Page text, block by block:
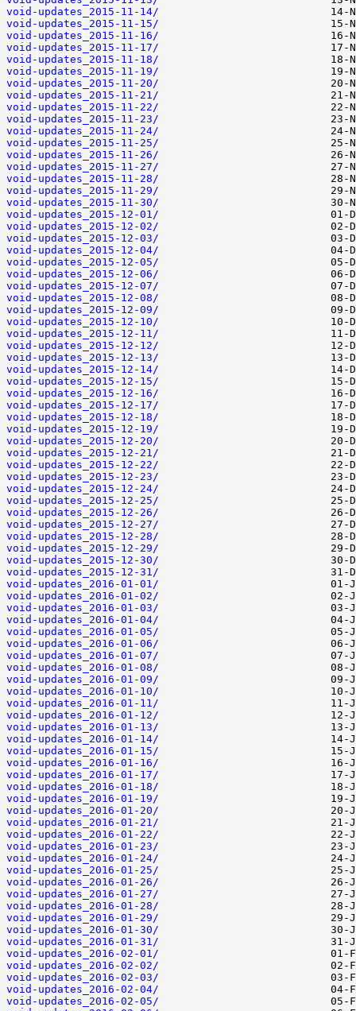
void-updates_2015-11-14/
void-updates_2015-11-15/
void-updates_2015-11-16/
void-updates_2015-11-17/
void-updates_2015-11-18/
void-updates_2015-11-19/
void-updates_2015-11-20/
void-updates_2015-11-21/
void-updates_2015-11-22/
void-updates_2015-11-23/
void-updates_2015-11-24/
void-updates_2015-11-25/
void-updates_2015-11-26/
void-updates_2015-11-27/
void-updates_2015-11-28/
void-updates_2015-11-29/
void-updates_2015-11-30/
void-updates_2015-12-01/
void-updates_2015-12-02/
void-updates_2015-12-03/
void-updates_2015-12-04/
void-updates_2015-12-05/
void-updates_2015-12-06/
void-updates_2015-12-07/
void-updates_2015-12-08/
void-updates_2015-12-09/
void-updates_2015-12-10/
void-updates_2015-12-11/
void-updates_2015-12-12/
void-updates_2015-12-13/
void-updates_2015-12-14/
void-updates_2015-12-15/
void-updates_2015-12-16/
void-updates_2015-12-17/
void-updates_2015-12-18/
void-updates_2015-12-19/
void-updates_2015-12-20/
void-updates_2015-12-21/
void-updates_2015-12-22/
void-updates_2015-12-23/
void-updates_2015-12-24/
void-updates_2015-12-25/
void-updates_2015-12-26/
void-updates_2015-12-27/
void-updates_2015-12-28/
void-updates_2015-12-29/
void-updates_2015-12-30/
void-updates_2015-12-31/
void-updates_2016-01-01/
void-updates_2016-01-02/
void-updates_2016-01-03/
void-updates_2016-01-04/
void-updates_2016-01-05/
void-updates_2016-01-06/
void-updates_2016-01-07/
void-updates_2016-01-08/
void-updates_2016-01-09/
void-updates_2016-01-10/
void-updates_2016-01-11/
void-updates_2016-01-12/
void-updates_2016-01-13/
void-updates_2016-01-14/
void-updates_2016-01-15/
void-updates_2016-01-16/
void-updates_2016-01-17/
void-updates_2016-01-18/
void-updates_2016-01-19/
void-updates_2016-01-20/
void-updates_2016-01-21/
void-updates_2016-01-22/
void-updates_2016-01-23/
void-updates_2016-01-24/
void-updates_2016-01-25/
void-updates_2016-01-26/
void-updates_2016-01-27/
void-updates_2016-01-28/
void-updates_2016-01-29/
void-updates_2016-01-30/
void-updates_2016-01-31/
void-updates_2016-02-01/
void-updates_2016-02-02/
void-updates_2016-02-03/
void-updates_2016-02-04/
void-updates_2016-02-05/